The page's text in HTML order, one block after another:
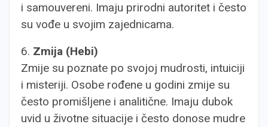
i samouvereni. Imaju prirodni autoritet i često
su vođe u svojim zajednicama.
6. Zmija (Hebi)
Zmije su poznate po svojoj mudrosti, intuiciji
i misteriji. Osobe rođene u godini zmije su
često promišljene i analitične. Imaju dubok
uvid u životne situacije i često donose mudre